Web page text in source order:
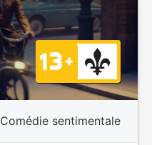
Comédie sentimentale